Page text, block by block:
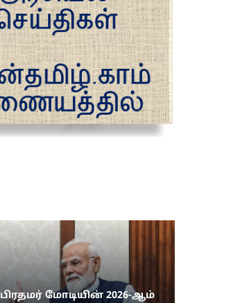
பிரதமர் மோடியின் 2026-ஆம்